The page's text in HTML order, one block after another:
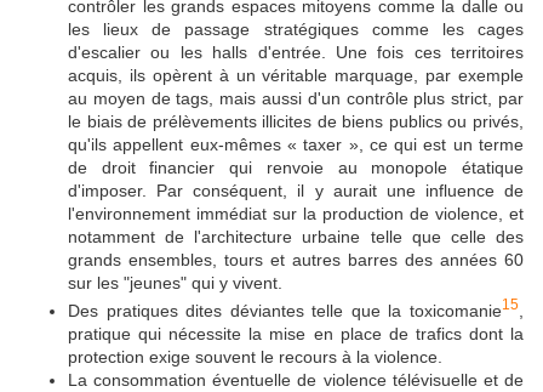
contrôler les grands espaces mitoyens comme la dalle ou
les lieux de passage stratégiques comme les cages
d'escalier ou les halls d'entrée. Une fois ces territoires
acquis, ils opèrent à un véritable marquage, par exemple
au moyen de tags, mais aussi d'un contrôle plus strict, par
le biais de prélèvements illicites de biens publics ou privés,
qu'ils appellent eux-mêmes « taxer », ce qui est un terme
de droit financier qui renvoie au monopole étatique
d'imposer. Par conséquent, il y aurait une influence de
l'environnement immédiat sur la production de violence, et
notamment de l'architecture urbaine telle que celle des
grands ensembles, tours et autres barres des années 60
sur les "jeunes" qui y vivent.
Des pratiques dites déviantes telle que la toxicomanie15
pratique qui nécessite la mise en place de trafics dont la
protection exige souvent le recours à la violence.
La consommation éventuelle de violence télévisuelle et de